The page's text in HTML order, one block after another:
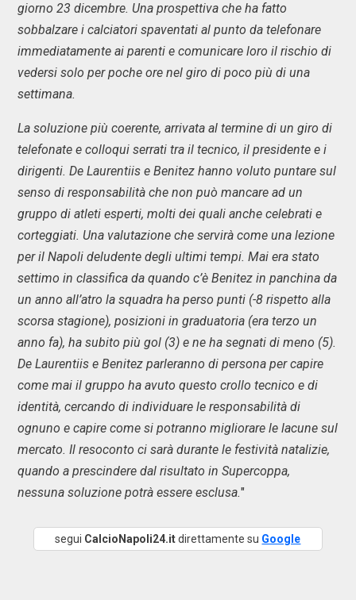
giorno 23 dicembre. Una prospettiva che ha fatto
sobbalzare i calciatori spaventati al punto da telefonare
immediatamente ai parenti e comunicare loro il rischio di
vedersi solo per poche ore nel giro di poco più di una
settimana.
La soluzione più coerente, arrivata al termine di un giro di
telefonate e colloqui serrati tra il tecnico, il presidente e i
dirigenti. De Laurentiis e Benitez hanno voluto puntare sul
senso di responsabilità che non può mancare ad un
gruppo di atleti esperti, molti dei quali anche celebrati e
corteggiati. Una valutazione che servirà come una lezione
per il Napoli deludente degli ultimi tempi. Mai era stato
settimo in classifica da quando c’è Benitez in panchina da
un anno all’atro la squadra ha perso punti (-8 rispetto alla
scorsa stagione), posizioni in graduatoria (era terzo un
anno fa), ha subito più gol (3) e ne ha segnati di meno (5).
De Laurentiis e Benitez parleranno di persona per capire
come mai il gruppo ha avuto questo crollo tecnico e di
identità, cercando di individuare le responsabilità di
ognuno e capire come si potranno migliorare le lacune sul
mercato. Il resoconto ci sarà durante le festività natalizie,
quando a prescindere dal risultato in Supercoppa,
nessuna soluzione potrà essere esclusa."
segui CalcioNapoli24.itdirettamente su Google